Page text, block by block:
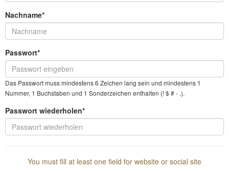
Nachname*
Passwort*
Das Passwort muss mindestens 6 Zeichen lang sein und mindestens 1
Nummer, 1 Buchstaben und 1 Sonderzeichen enthalten (! $ # - .).
Passwort wiederholen*
You must fill at least one field for website or social site